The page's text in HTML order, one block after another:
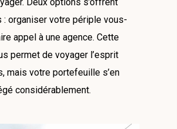
: organiser votre périple vous-
appel à une agence. Cette
permet de voyager l’esprit
mais votre portefeuille s’en
considérablement.